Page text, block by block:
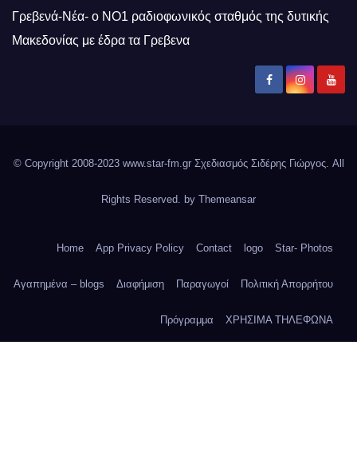
Γρεβενά-Νέα- ο ΝΟ1 ραδιοφωνικός σταθμός της δυτικής
Μακεδονίας με έδρα τα Γρεβενα
© Copyright 2008-2023 www.star-fm.gr Σχεδιασμός Σιδέρης Γιώργος. All
Rights Reserved. by Themeansar
Home App Privacy Policy Contact logo Star- Photos
Αγαπημένα – blogs Διαφήμιση Παραγωγοί Πολιτική Απορρήτου
Πρόγραμμα ΧΡΗΣΙΜΑ ΤΗΛΕΦΩΝΑ